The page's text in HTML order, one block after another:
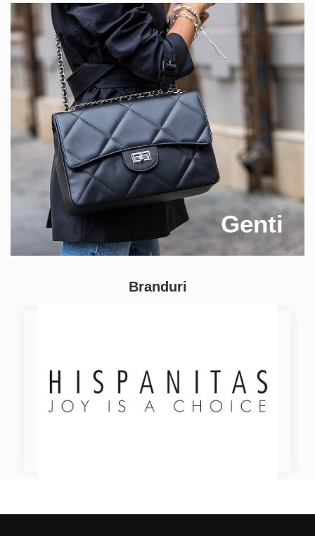
Genti
Branduri